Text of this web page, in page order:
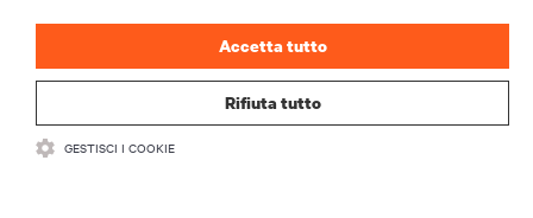
CONTATTACI
Rifiuta tutto
Accetta tutto
GESTISCI I COOKIE